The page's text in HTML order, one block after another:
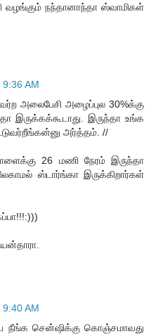
நந்தானாந்தா ஸ்வாமிகள்
AM
அலைபேசி அழைப்புல 30%க்கு
இருக்கக்கூடாது. இருந்தா உங்க
அர்த்தம். //
26 மணி நேரம் இருந்தா
ஸ்டார்ங்கா இருக்கிறார்கள்
AM
நீங்க சென்ஷிக்கு கொஞ்சமாவது